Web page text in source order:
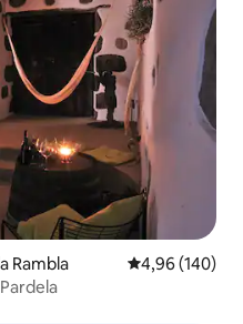
Rambla Priemerné
4,96 (140)